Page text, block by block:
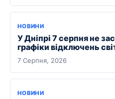
НОВИНИ
У Дніпрі 7 серпня не
графіки відключень
7 Серпня, 2026
НОВИНИ